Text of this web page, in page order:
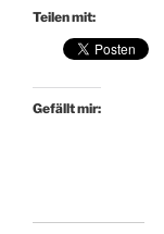
Teilen mit:
Gefällt mir: